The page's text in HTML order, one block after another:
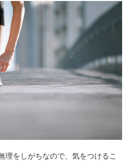
理をしがちなので、気をつけるこ